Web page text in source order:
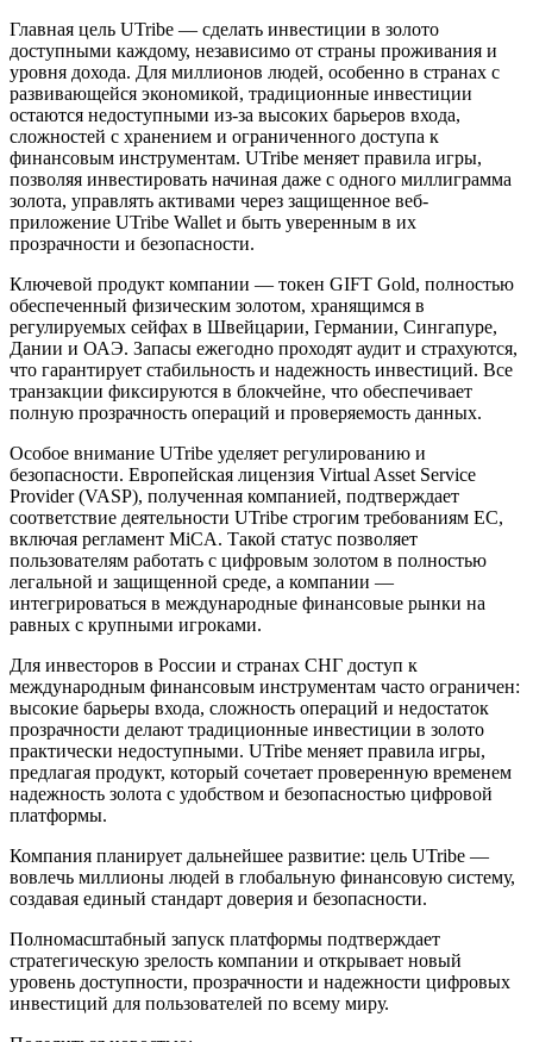
Главная цель UTribe — сделать инвестиции в золото
доступными каждому, независимо от страны проживания и
уровня дохода. Для миллионов людей, особенно в странах с
развивающейся экономикой, традиционные инвестиции
остаются недоступными из-за высоких барьеров входа,
сложностей с хранением и ограниченного доступа к
финансовым инструментам. UTribe меняет правила игры,
позволяя инвестировать начиная даже с одного миллиграмма
золота, управлять активами через защищенное веб-
приложение UTribe Wallet и быть уверенным в их
прозрачности и безопасности.
Ключевой продукт компании — токен GIFT Gold, полностью
обеспеченный физическим золотом, хранящимся в
регулируемых сейфах в Швейцарии, Германии, Сингапуре,
Дании и ОАЭ. Запасы ежегодно проходят аудит и страхуются,
что гарантирует стабильность и надежность инвестиций. Все
транзакции фиксируются в блокчейне, что обеспечивает
полную прозрачность операций и проверяемость данных.
Особое внимание UTribe уделяет регулированию и
безопасности. Европейская лицензия Virtual Asset Service
Provider (VASP), полученная компанией, подтверждает
соответствие деятельности UTribe строгим требованиям ЕС,
включая регламент MiCA. Такой статус позволяет
пользователям работать с цифровым золотом в полностью
легальной и защищенной среде, а компании —
интегрироваться в международные финансовые рынки на
равных с крупными игроками.
Для инвесторов в России и странах СНГ доступ к
международным финансовым инструментам часто ограничен:
высокие барьеры входа, сложность операций и недостаток
прозрачности делают традиционные инвестиции в золото
практически недоступными. UTribe меняет правила игры,
предлагая продукт, который сочетает проверенную временем
надежность золота с удобством и безопасностью цифровой
платформы.
Компания планирует дальнейшее развитие: цель UTribe —
вовлечь миллионы людей в глобальную финансовую систему,
создавая единый стандарт доверия и безопасности.
Полномасштабный запуск платформы подтверждает
стратегическую зрелость компании и открывает новый
уровень доступности, прозрачности и надежности цифровых
инвестиций для пользователей по всему миру.